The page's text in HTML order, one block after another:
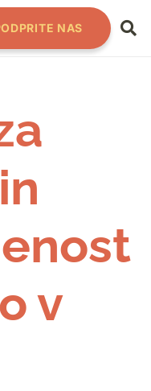
NAS
v